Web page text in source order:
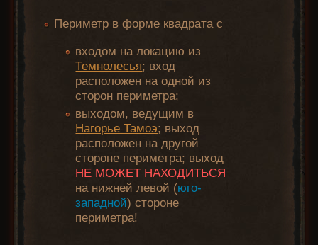
Периметр в форме квадрата с
входом на локацию из
Темнолесья; вход
расположен на одной из
сторон периметра;
выходом, ведущим в
Нагорье Тамоэ; выход
расположен на другой
стороне периметра; выход
НЕ МОЖЕТ НАХОДИТЬСЯ
на нижней левой (юго-
западной) стороне
периметра!